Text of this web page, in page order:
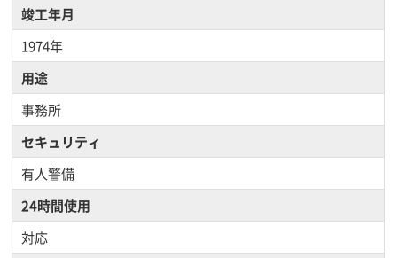
竣工年月
1974年
用途
事務所
セキュリティ
有人警備
24時間使用
対応